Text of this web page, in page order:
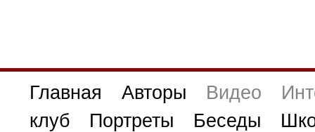
Главная Авторы Видео
клуб
Портреты Беседы